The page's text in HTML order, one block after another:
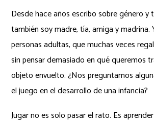
Desde hace años escribo sobre género y
también soy madre, tía, amiga y
personas adultas, que muchas veces
sin pensar demasiado en qué queremos
objeto envuelto. ¿Nos preguntamos
el juego en el desarrollo de una infancia?
Jugar no es solo pasar el rato. Es